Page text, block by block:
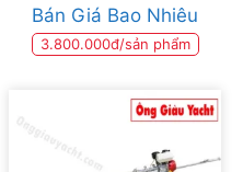
Bán Giá Bao Nhiêu
3.800.000đ/sản phẩm